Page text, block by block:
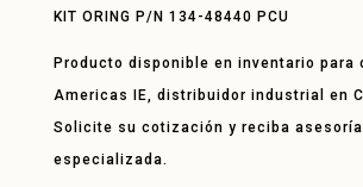
KIT ORING P/N 134-48440 PCU
Producto disponible en inventario para
Americas IE, distribuidor industrial en
Solicite su cotización y reciba
especializada.